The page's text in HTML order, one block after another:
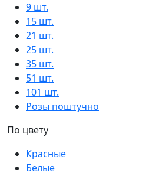
9 шт.
15 шт.
21 шт.
25 шт.
35 шт.
51 шт.
101 шт.
Розы поштучно
По цвету
Красные
Белые